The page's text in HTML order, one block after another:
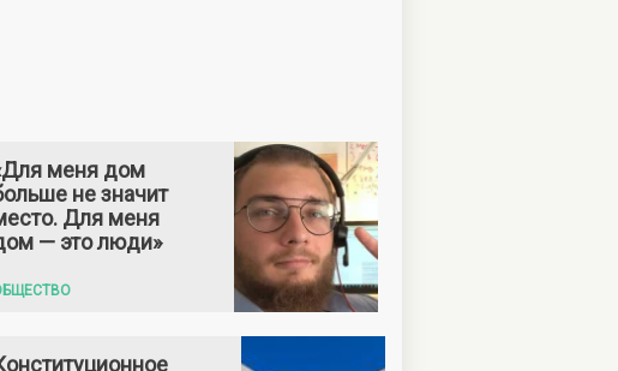
меня дом
не значит
Для меня
— это люди»